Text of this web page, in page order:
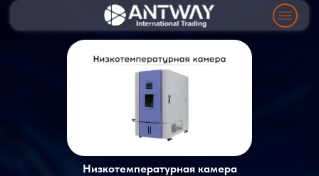
Низкотемпературная камера